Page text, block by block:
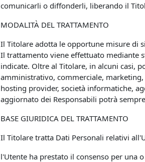
comunicarli o diffonderli, liberando il
MODALITÀ DEL TRATTAMENTO
Il Titolare adotta le opportune misure di
Il trattamento viene effettuato mediante
indicate. Oltre al Titolare, in alcuni casi,
amministrativo, commerciale,
hosting provider, società informatiche,
aggiornato dei Responsabili potrà
BASE GIURIDICA DEL TRATTAMENTO
Il Titolare tratta Dati Personali relativi
l'Utente ha prestato il consenso per una